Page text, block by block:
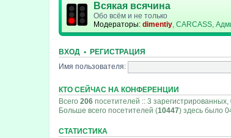
Всякая всячина
Обо всём и не только
Модераторы: dimentiy, CARCASS,
ВХОД • РЕГИСТРАЦИЯ
Имя пользователя:
КТО СЕЙЧАС НА КОНФЕРЕНЦИИ
Всего 206 посетителей :: 3
Больше всего посетителей (10447) здесь было
СТАТИСТИКА